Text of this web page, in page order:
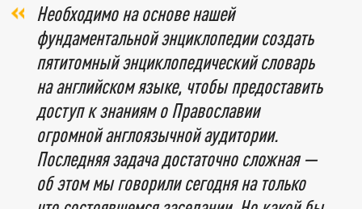
Необходимо на основе нашей
фундаментальной энциклопедии создать
пятитомный энциклопедический словарь
на английском языке, чтобы предоставить
доступ к знаниям о Православии
огромной англоязычной аудитории.
Последняя задача достаточно сложная —
об этом мы говорили сегодня на только